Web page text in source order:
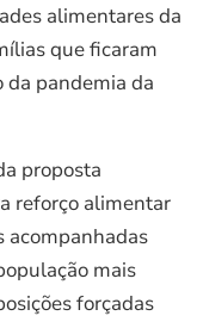
alimentares da
que ficaram
pandemia da
proposta
reforço alimentar
acompanhadas
mais
forçadas